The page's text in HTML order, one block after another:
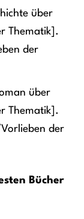
über
Thematik].
der
über
Thematik].
der
Bücher